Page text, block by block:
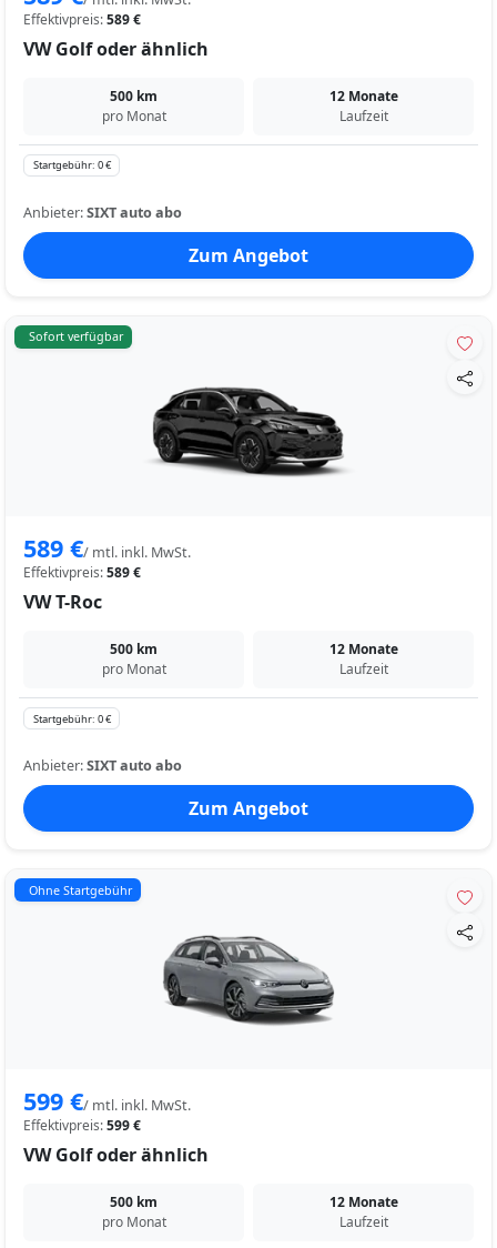
Effektivpreis:589 €
VW Golf oder ähnlich
500 km
pro Monat
12 Monate
Laufzeit
Startgebühr: 0 €
Anbieter:SIXT auto abo
Zum Angebot
Sofort verfügbar
589 €/ mtl. inkl. MwSt.
Effektivpreis:589 €
VW T-Roc
500 km
pro Monat
12 Monate
Laufzeit
Startgebühr: 0 €
Anbieter:SIXT auto abo
Zum Angebot
Ohne Startgebühr
599 €/ mtl. inkl. MwSt.
Effektivpreis:599 €
VW Golf oder ähnlich
500 km
pro Monat
12 Monate
Laufzeit